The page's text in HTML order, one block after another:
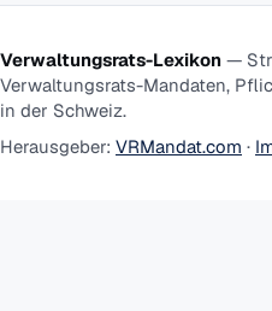
Verwaltungsrats-Lexikon —
Verwaltungsrats-Mandaten,
in der Schweiz.
Herausgeber: VRMandat.com ·